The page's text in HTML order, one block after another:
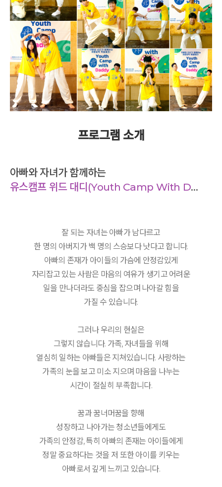
프로그램 소개
아빠와 자녀가 함께하는
유스캠프 위드 대디(Youth Camp With Daddy)
잘 되는 자녀는 아빠가 남다르고
한 명의 아버지가 백 명의 스승보다 낫다고 합니다.
아빠의 존재가 아이들의 가슴에 안정감있게
자리잡고 있는 사람은 마음의 여유가 생기고 어려운
일을 만나더라도 중심을 잡으며 나아갈 힘을
가질 수 있습니다.
그러나 우리의 현실은
그렇지 않습니다. 가족, 자녀들을 위해
열심히 일하는 아빠들은 지쳐있습니다. 사랑하는
가족의 눈을 보고 미소 지으며 마음을 나누는
시간이 절실히 부족합니다.
꿈과 꿈너머꿈을 향해
성장하고 나아가는 청소년들에게도
가족의 안정감, 특히 아빠의 존재는 아이들에게
정말 중요하다는 것을 저 또한 아이를 키우는
아빠로서 깊게 느끼고 있습니다.